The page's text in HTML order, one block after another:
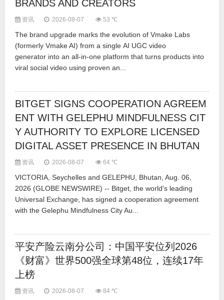
BRANDS AND CREATORS
资讯 2026-08-07 53 ℃
The brand upgrade marks the evolution of Vmake Labs
(formerly Vmake AI) from a single AI UGC video
generator into an all-in-one platform that turns products into
viral social video using proven an...
BITGET SIGNS COOPERATION AGREEM
ENT WITH GELEPHU MINDFULNESS CIT
Y AUTHORITY TO EXPLORE LICENSED
DIGITAL ASSET PRESENCE IN BHUTAN
资讯 2026-08-07 64 ℃
VICTORIA, Seychelles and GELEPHU, Bhutan, Aug. 06,
2026 (GLOBE NEWSWIRE) -- Bitget, the world's leading
Universal Exchange, has signed a cooperation agreement
with the Gelephu Mindfulness City Au...
平安产险云南分公司：中国平安位列2026
《财富》世界500强全球第48位，连续17年
上榜
资讯 2026-08-07 84 ℃